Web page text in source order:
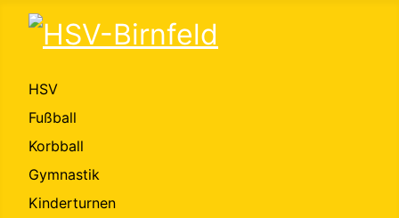
HSV
Fußball
Korbball
Gymnastik
Kinderturnen